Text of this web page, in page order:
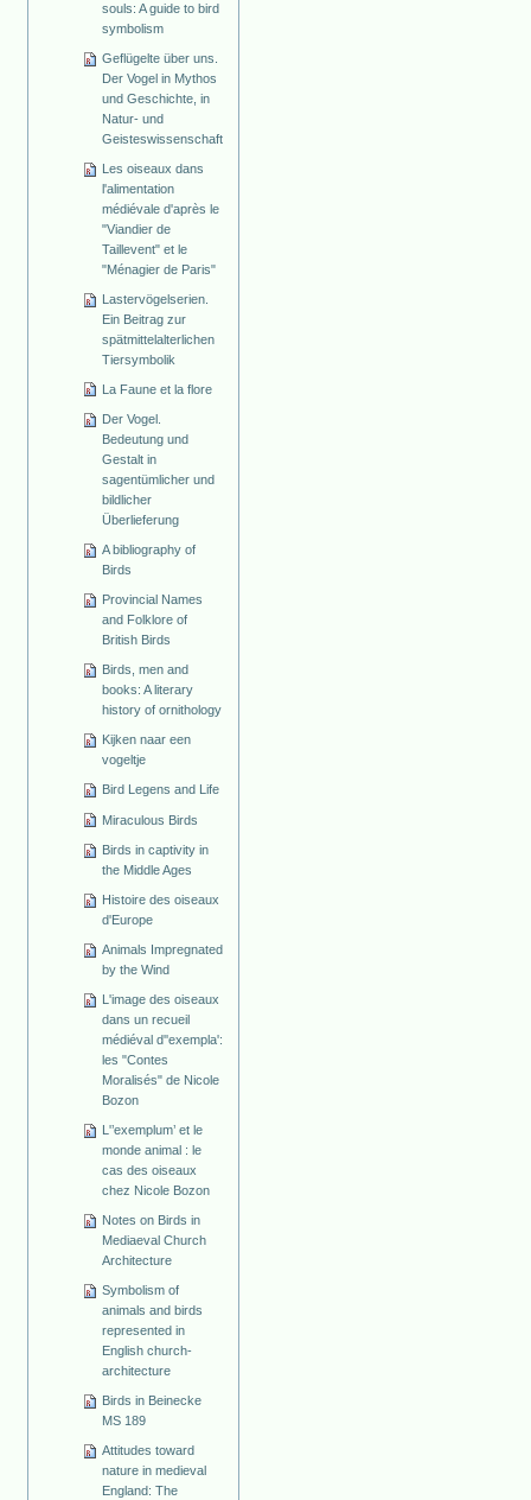
souls: A guide to bird
symbolism
Geflügelte über uns.
Der Vogel in Mythos
und Geschichte, in
Natur- und
Geisteswissenschaft
Les oiseaux dans
l'alimentation
médiévale d'après le
"Viandier de
Taillevent" et le
"Ménagier de Paris"
Lastervögelserien.
Ein Beitrag zur
spätmittelalterlichen
Tiersymbolik
La Faune et la flore
Der Vogel.
Bedeutung und
Gestalt in
sagentümlicher und
bildlicher
Überlieferung
A bibliography of
Birds
Provincial Names
and Folklore of
British Birds
Birds, men and
books: A literary
history of ornithology
Kijken naar een
vogeltje
Bird Legens and Life
Miraculous Birds
Birds in captivity in
the Middle Ages
Histoire des oiseaux
d'Europe
Animals Impregnated
by the Wind
L'image des oiseaux
dans un recueil
médiéval d''exempla':
les "Contes
Moralisés" de Nicole
Bozon
L'’exemplum’ et le
monde animal : le
cas des oiseaux
chez Nicole Bozon
Notes on Birds in
Mediaeval Church
Architecture
Symbolism of
animals and birds
represented in
English church-
architecture
Birds in Beinecke
MS 189
Attitudes toward
nature in medieval
England: The